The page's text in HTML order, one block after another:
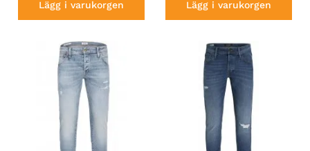
Lägg i varukorgen Lägg i varukorgen